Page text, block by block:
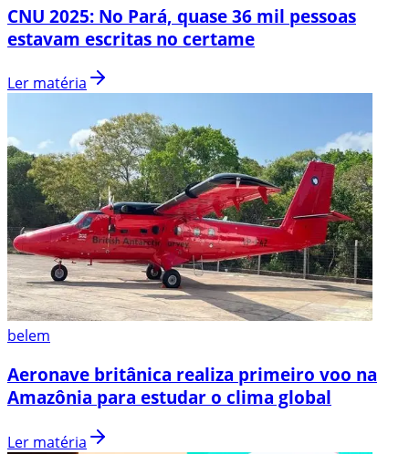
CNU 2025: No Pará, quase 36 mil pessoas
estavam escritas no certame
Ler matéria
belem
Aeronave britânica realiza primeiro voo na
Amazônia para estudar o clima global
Ler matéria